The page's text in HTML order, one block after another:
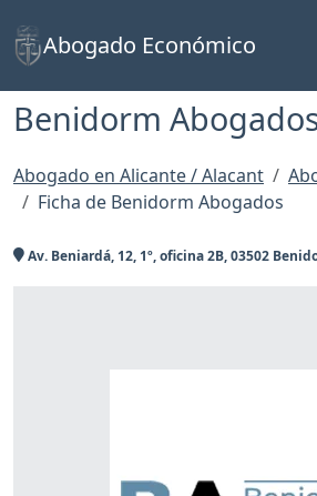
Abogado Económico
Benidorm
Abogado en Alicante / Alacant
Ficha de Benidorm Abogados
Av. Beniardá, 12, 1º, oficina 2B, 03502